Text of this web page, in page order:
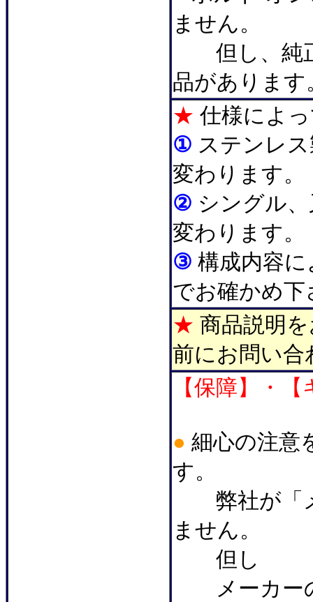
ません。
但し、純正
品があります
★ 仕様によ
① ステンレ
変わります。
② シングル
変わります。
③ 構成内容
でお確かめ下
★ 商品説明
前にお問い合
【保障】・
● 細心の注意
す。
弊社が「メ
ません。
但し
メーカーの